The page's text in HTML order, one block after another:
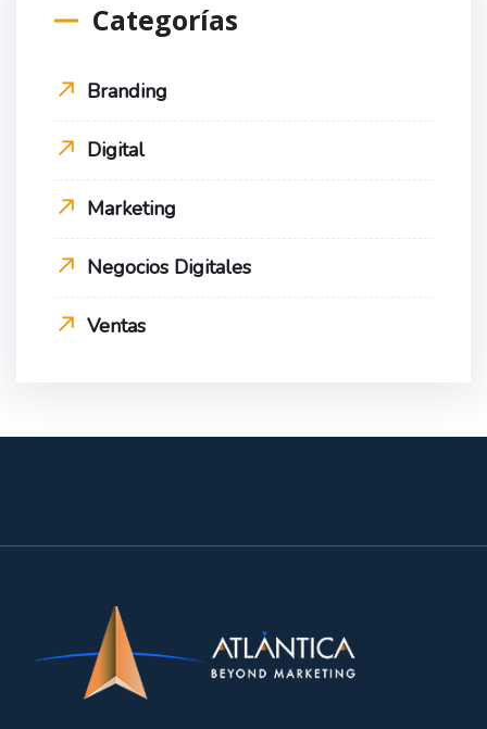
Categorías
Branding
Digital
Marketing
Negocios Digitales
Ventas